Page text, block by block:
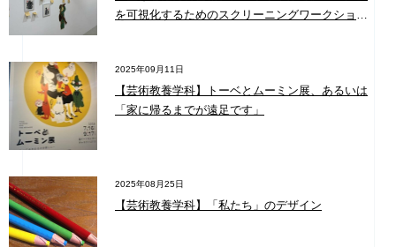
を可視化するためのスクリーニングワークショッ
2025年09月11日
【芸術教養学科】トーベとムーミン展、あるいは
「家に帰るまでが遠足です」
2025年08月25日
【芸術教養学科】「私たち」のデザイン